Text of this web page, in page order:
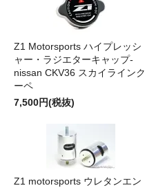
Z1 Motorsports ハイプレッシ
ャー・ラジエターキャップ-
nissan CKV36 スカイラインク
ーペ
7,500円(税抜)
Z1 motorsports ウレタンエン